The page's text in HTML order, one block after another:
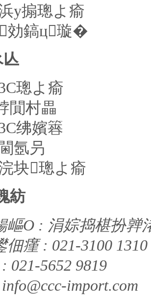
у搧璁よ瘉
効鎬ц璇�
亾
璁よ瘉
閴村畾
绋嬪簭
氬叧
块璁よ瘉
紡
嶇О : 涓婃捣椹扮
佃瘽 : 021-3100 1310
021-5652 9819
info@ccc-import.com